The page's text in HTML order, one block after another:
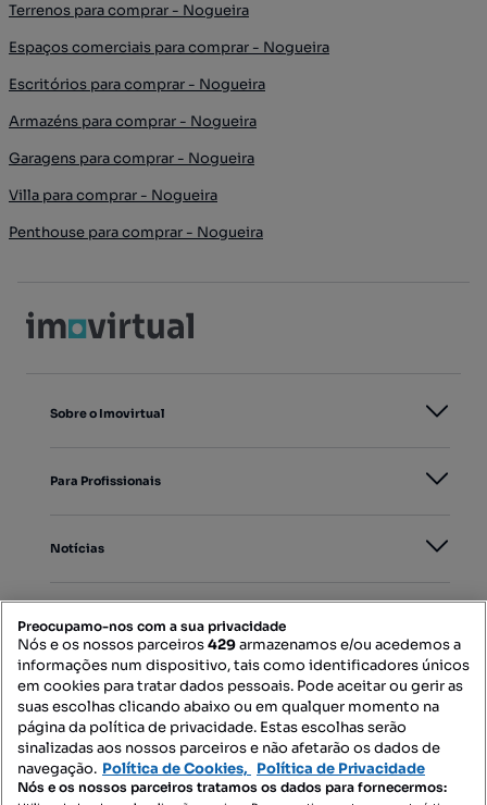
Terrenos para comprar - Nogueira
Espaços comerciais para comprar - Nogueira
Escritórios para comprar - Nogueira
Armazéns para comprar - Nogueira
Garagens para comprar - Nogueira
Villa para comprar - Nogueira
Penthouse para comprar - Nogueira
Sobre o Imovirtual
Para Profissionais
Notícias
Mapa do Site
Contacte-nos
Preocupamo-nos com a sua privacidade
Nós e os nossos parceiros429armazenamos e/ou acedemos a
informações num dispositivo, tais como identificadores únicos
em cookies para tratar dados pessoais. Pode aceitar ou gerir as
suas escolhas clicando abaixo ou em qualquer momento na
página da política de privacidade. Estas escolhas serão
sinalizadas aos nossos parceiros e não afetarão os dados de
navegação. Política de Cookies, Política de Privacidade
Nós e os nossos parceiros tratamos os dados para fornecermos: